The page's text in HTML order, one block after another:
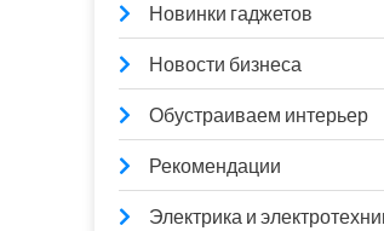
Новинки гаджетов
Новости бизнеса
Обустраиваем интерьер
Рекомендации
Электрика и